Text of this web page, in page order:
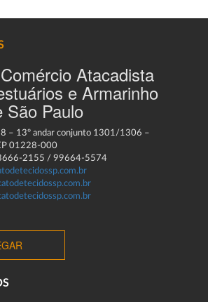
Atacadista
e Armarinho
São Paulo
– 13º andar conjunto 1301/1306 –
01228-000
2155 / 99664-5574